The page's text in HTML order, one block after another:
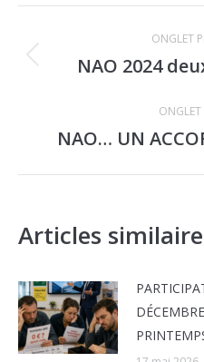
Navigation
de
ONGLET
NAO 2024
NAO… UN
Articles